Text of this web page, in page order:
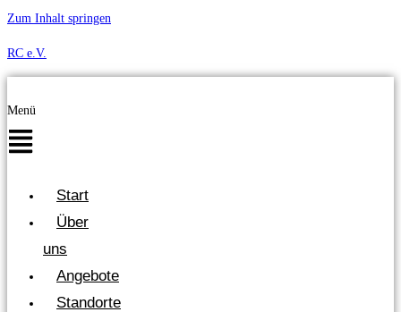
Zum Inhalt springen
RC e.V.
Menü
Start
Über
uns
Angebote
Standorte